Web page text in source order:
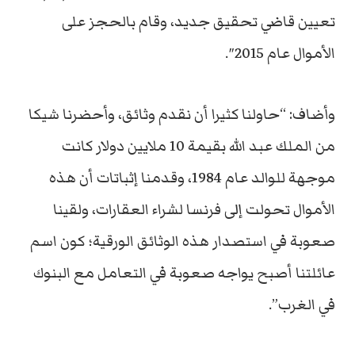
تعيين قاضي تحقيق جديد، وقام بالحجز على
الأموال عام 2015″.
وأضاف: “حاولنا كثيرا أن نقدم وثائق، وأحضرنا شيكا
من الملك عبد الله بقيمة 10 ملايين دولار كانت
موجهة للوالد عام 1984، وقدمنا إثباتات أن هذه
الأموال تحولت إلى فرنسا لشراء العقارات، ولقينا
صعوبة في استصدار هذه الوثائق الورقية؛ كون اسم
عائلتنا أصبح يواجه صعوبة في التعامل مع البنوك
في الغرب”.